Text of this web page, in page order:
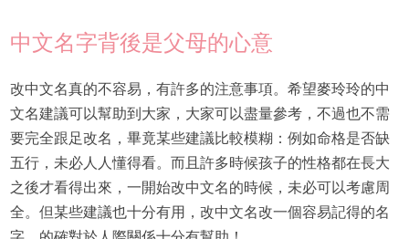
中文名字背後是父母的心意
改中文名真的不容易，有許多的注意事項。希望麥玲玲的中
文名建議可以幫助到大家，大家可以盡量參考，不過也不需
要完全跟足改名，畢竟某些建議比較模糊：例如命格是否缺
五行，未必人人懂得看。而且許多時候孩子的性格都在長大
之後才看得出來，一開始改中文名的時候，未必可以考慮周
全。但某些建議也十分有用，改中文名改一個容易記得的名